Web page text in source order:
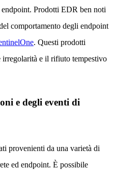
Prodotti EDR ben noti
comportamento degli endpoint
. Questi prodotti
e il rifiuto tempestivo
e degli eventi di
provenienti da una varietà di
ed endpoint. È possibile